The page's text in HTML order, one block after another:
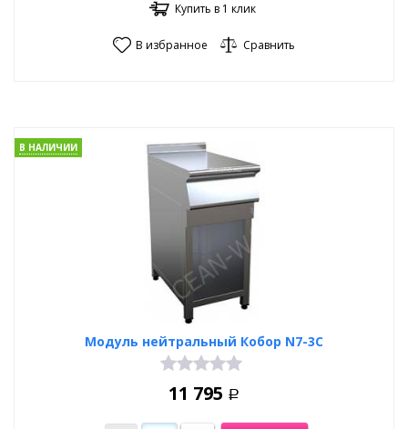
Купить в 1 клик
В избранное Сравнить
Модуль нейтральный Кобор N7-3C
В НАЛИЧИИ
11 795 Р